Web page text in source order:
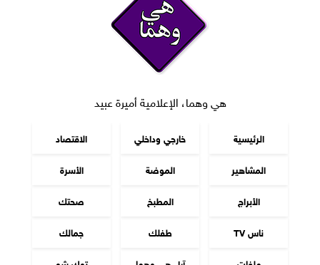
هي وهما، الإعلامية أميرة عبيد
الرئيسية خارجي وداخلي
الاقتصاد
المشاهير
الموضة
الأسرة
الأبراج
المطبخ
صحتك
ناس TV
طفلك
جمالك